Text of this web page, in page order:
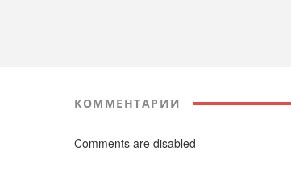
КОММЕНТАРИИ
Comments are disabled